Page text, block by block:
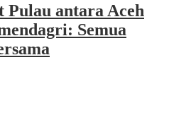
Pulau antara Aceh
Semua